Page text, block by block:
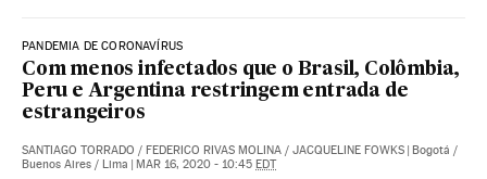
PANDEMIA DE CORONAVÍRUS
Com menos infectados que o Brasil, Colômbia,
Peru e Argentina restringem entrada de
estrangeiros
SANTIAGO TORRADO / FEDERICO RIVAS MOLINA / JACQUELINE FOWKS | Bogotá /
Buenos Aires / Lima | MAR 16, 2020 - 10:45 EDT